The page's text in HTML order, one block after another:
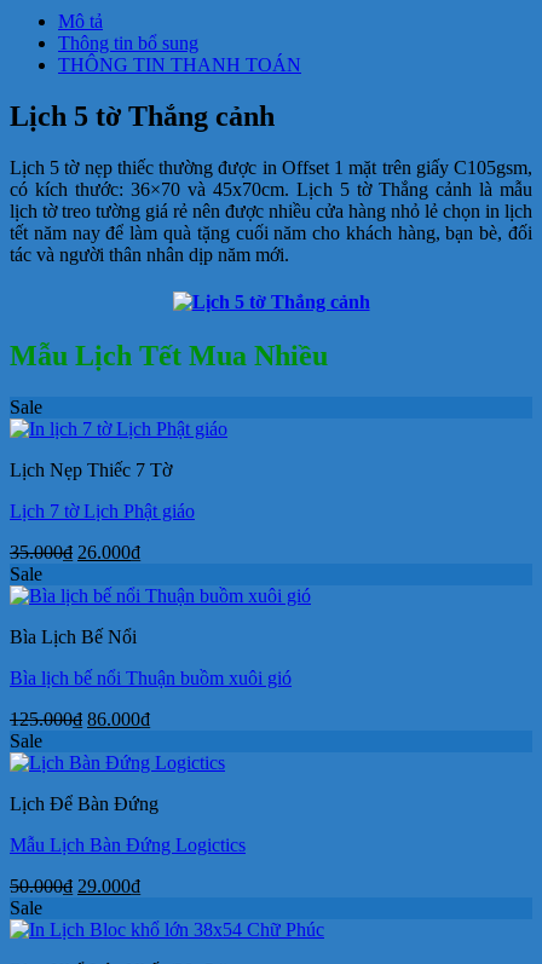
Thắng
cảnh
số
lượng
Mô tả
Thông tin bổ sung
THÔNG TIN THANH TOÁN
Lịch 5 tờ Thắng cảnh
Lịch 5 tờ nẹp thiếc thường được in Offset 1 mặt trên giấy C105gsm,
có kích thước: 36×70 và 45x70cm. Lịch 5 tờ Thắng cảnh là mẫu
lịch tờ treo tường giá rẻ nên được nhiều cửa hàng nhỏ lẻ chọn in lịch
tết năm nay để làm quà tặng cuối năm cho khách hàng, bạn bè, đối
tác và người thân nhân dịp năm mới.
Mẫu Lịch Tết Mua Nhiều
Sale
Lịch Nẹp Thiếc 7 Tờ
Lịch 7 tờ Lịch Phật giáo
35.000₫ Giá
là:
26.000₫Giá
tại
Sale
Bìa Lịch Bế Nổi
Bìa lịch bế nổi Thuận buồm xuôi gió
125.000₫ Giá
là:
86.000₫Giá
tại
86.000₫.
Sale
Lịch Để Bàn Đứng
Mẫu Lịch Bàn Đứng Logictics
50.000₫ Giá
là:
29.000₫Giá
tại
Sale